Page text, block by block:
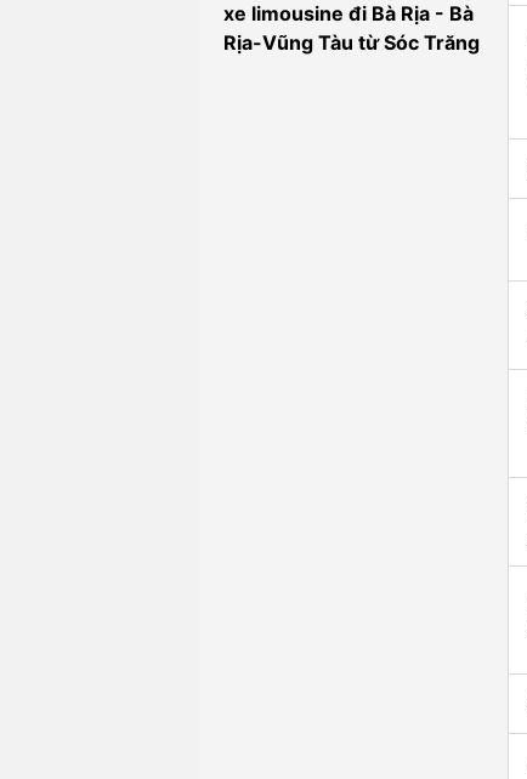
xe limousine đi Bà Rịa - Bà
Rịa-Vũng Tàu từ Sóc Trăng